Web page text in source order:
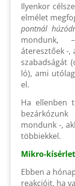
Ilyenkor
elmélet
pontnál
mondunk,
áteresztőek -,
szabadságát
ló), ami
el.
Ha ellenben
mondunk -,
többiekkel.
Mikro-
Ebben a
reakcióit, ha